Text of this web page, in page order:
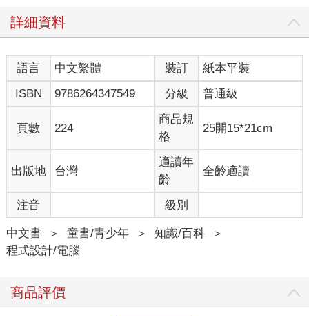
詳細資料
語言 中文繁體 裝訂
紙本平裝
ISBN
9786264347549 分級 普通級
頁數 224
商品規
格
25開15*21cm
出版地 台灣
適讀年
齡
全齡適讀
注音 級別
中文書 ＞ 童書/青少年 ＞ 知識/百科
＞
程式設計/電腦
商品評價